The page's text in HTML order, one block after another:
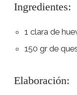
Ingredientes:
1 clara de
150 gr de
Elaboración: